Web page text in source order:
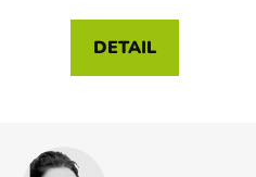
DETAIL